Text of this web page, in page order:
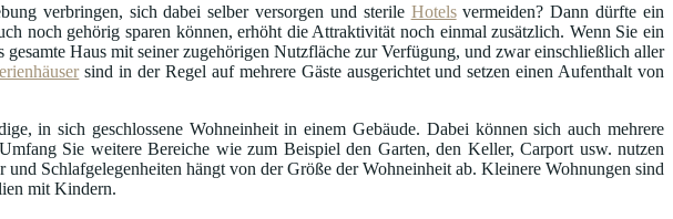
verbringen, sich dabei selber versorgen und sterile Hotelsvermeiden? Dann dürfte ein
noch gehörig sparen können, erhöht die Attraktivität noch einmal zusätzlich. Wenn Sie ein
gesamte Haus mit seiner zugehörigen Nutzfläche zur Verfügung, und zwar einschließlich aller
sind in der Regel auf mehrere Gäste ausgerichtet und setzen einen Aufenthalt von
in sich geschlossene Wohneinheit in einem Gebäude. Dabei können sich auch mehrere
Sie weitere Bereiche wie zum Beispiel den Garten, den Keller, Carport usw. nutzen
Schlafgelegenheiten hängt von der Größe der Wohneinheit ab. Kleinere Wohnungen sind
mit Kindern.